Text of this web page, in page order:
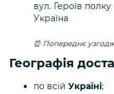
вул. Героїв полку
Україна
⏰ Попереднє
Географія
по всій Україні;